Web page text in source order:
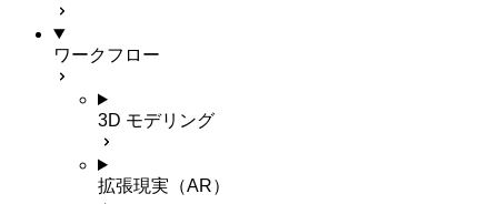
ワークフロー
3D モデリング
拡張現実（AR）